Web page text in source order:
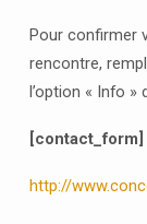
Pour confirmer
rencontre,
l’option « Info »
[contact_form]
http://